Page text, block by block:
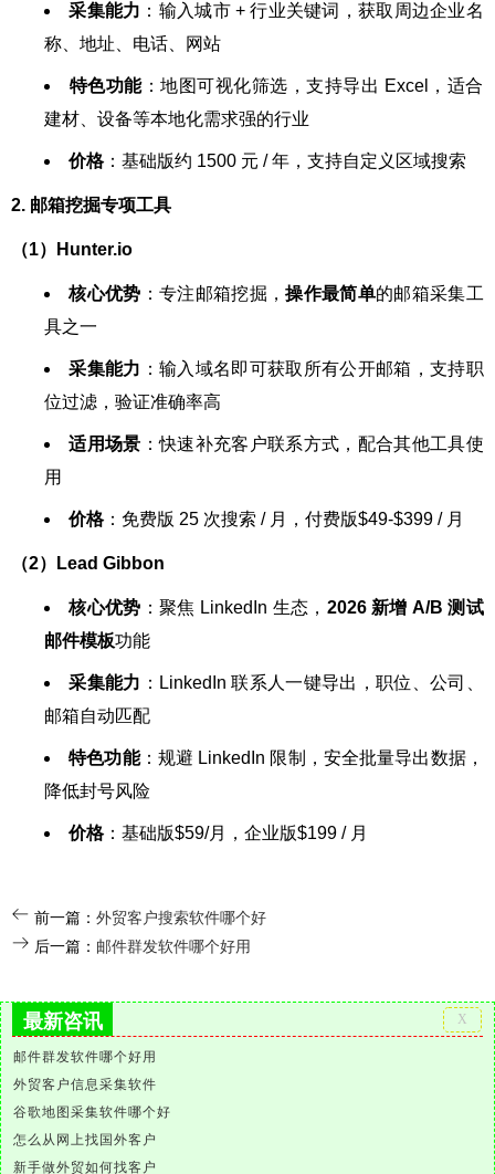
采集能力 ：输入城市 + 行业关键词，获取周边企业名
称、地址、电话、网站
特色功能：地图可视化筛选，支持导出 Excel，适合
建材、设备等本地化需求强的行业
价格：基础版约 1500 元 / 年，支持自定义区域搜索
2. 邮箱挖掘专项工具
（1）Hunter.io
核心优势 ：专注邮箱挖掘，操作最简单的邮箱采集工
具之一
采集能力 ：输入域名即可获取所有公开邮箱，支持职
位过滤，验证准确率高
适用场景 ：快速补充客户联系方式，配合其他工具使
用
价格：免费版 25 次搜索 / 月，付费版$49-$399 / 月
（2）Lead Gibbon
核心优势 ：聚焦 LinkedIn 生态， 2026 新增 A/B 测试
邮件模板功能
采集能力 ：LinkedIn 联系人一键导出，职位、公司、
邮箱自动匹配
特色功能：规避 LinkedIn 限制，安全批量导出数据，
降低封号风险
价格：基础版$59/月，企业版$199 / 月
前一篇： 外贸客户搜索软件哪个好
后一篇： 邮件群发软件哪个好用
最新咨讯
邮件群发软件哪个好用
外贸客户信息采集软件
谷歌地图采集软件哪个好
怎么从网上找国外客户
新手做外贸如何找客户